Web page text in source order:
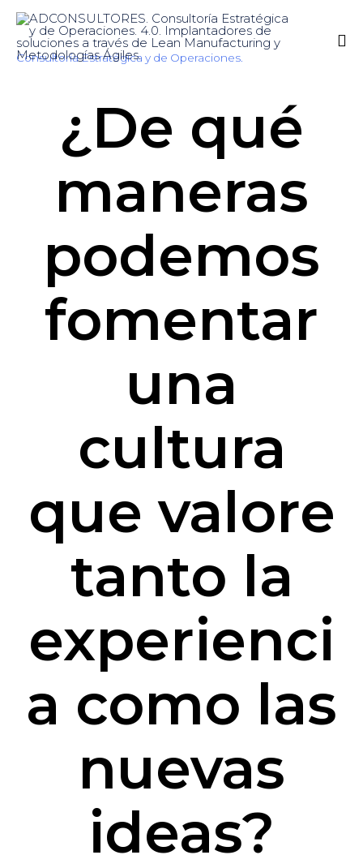
Consultoría Estratégica y de Operaciones.
¿De qué
maneras
podemos
fomentar
una
cultura
que valore
tanto la
experienci
a como las
nuevas
ideas?